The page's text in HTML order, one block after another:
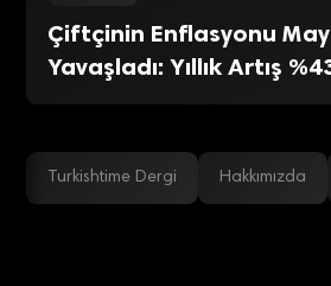
Çiftçinin Enflasyonu
Yavaşladı: Yıllık Artış
Turkishtime Dergi Hakkımızda